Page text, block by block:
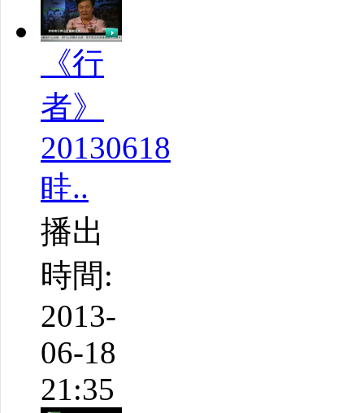
《行
者》
20130618
眭..
播出
時間:
2013-
06-18
21:35